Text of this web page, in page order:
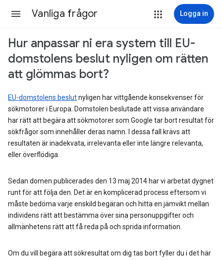
Vanliga frågor Logga in
Hur anpassar ni era system till EU-
domstolens beslut nyligen om rätten
att glömmas bort?
EU-domstolens beslutnyligen har vittgående konsekvenser för
sökmotorer i Europa. Domstolen beslutade att vissa användare
har rätt att begära att sökmotorer som Google tar bort resultat för
sökfrågor som innehåller deras namn. I dessa fall krävs att
resultaten är inadekvata, irrelevanta eller inte längre relevanta,
eller överflödiga.
Sedan domen publicerades den 13 maj 2014 har vi arbetat dygnet
runt för att följa den. Det är en komplicerad process eftersom vi
måste bedöma varje enskild begäran och hitta en jämvikt mellan
individens rätt att bestämma över sina personuppgifter och
allmänhetens rätt att få reda på och sprida information.
Om du vill begära att sökresultat om dig tas bort fyller du i det här